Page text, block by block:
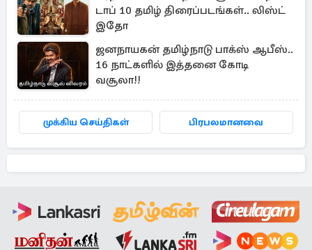
டாப் 10 தமிழ் திரைப்படங்கள்.. லிஸ்ட்
இதோ
ஜனநாயகன் தமிழ்நாடு பாக்ஸ் ஆபீஸ்..
16 நாட்களில் இத்தனை கோடி
வசூலா!!
முக்கிய செய்திகள் பிரபலமானவை